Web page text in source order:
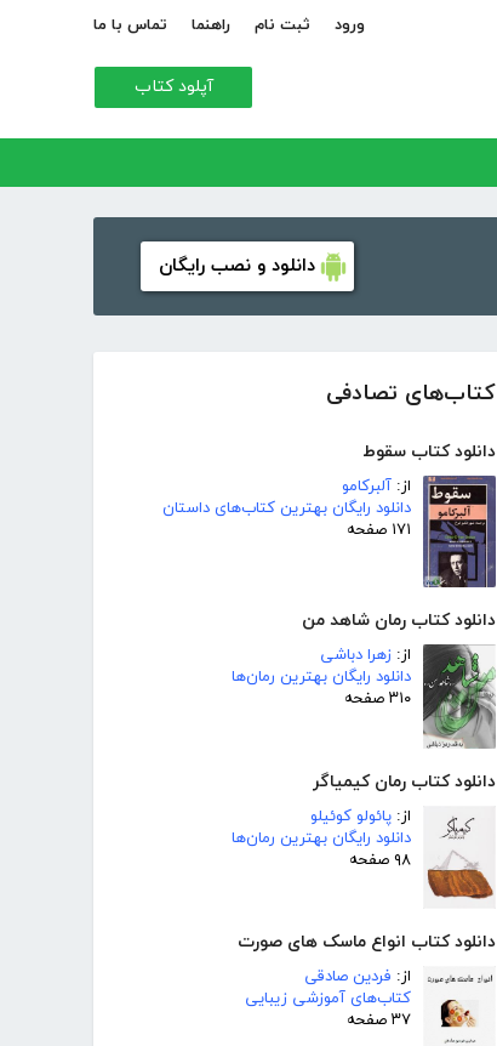
ورود ثبت نام راهنما تماس با ما
آپلود کتاب
دانلود و نصب رایگان
کتاب‌های تصادفی
دانلود کتاب سقوط
از: آلبرکامو
دانلود رایگان بهترین کتاب‌های داستان
۱۷۱ صفحه
دانلود کتاب رمان شاهد من
از: زهرا دباشی
دانلود رایگان بهترین رمان‌ها
۳۱۰ صفحه
دانلود کتاب رمان کیمیاگر
از: پائولو کوئیلو
دانلود رایگان بهترین رمان‌ها
۹۸ صفحه
دانلود کتاب انواع ماسک های صورت
از: فردین صادقی
کتاب‌های آموزشی زیبایی
۳۷ صفحه